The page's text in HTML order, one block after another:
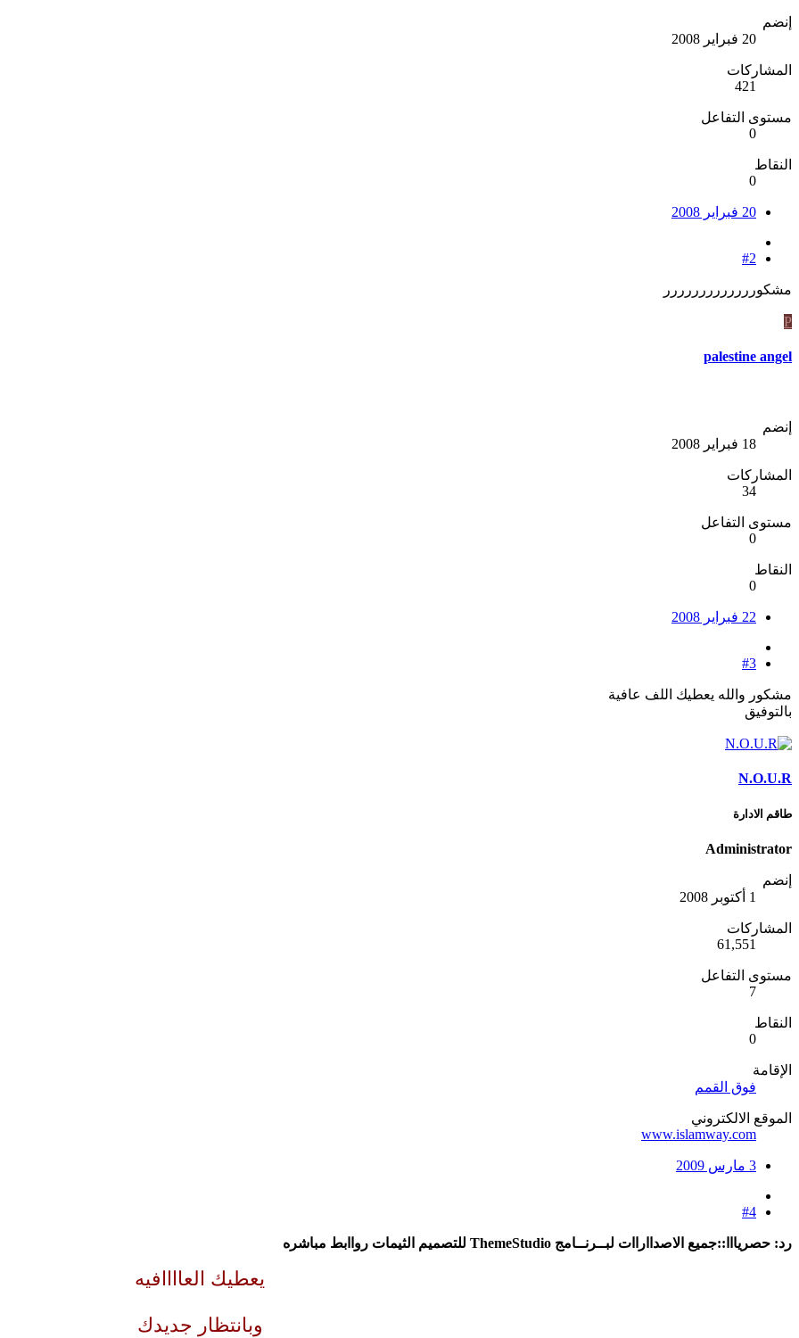
إنضم
20 فبراير 2008
المشاركات
421
مستوى التفاعل
0
النقاط
0
20 فبراير 2008
#2
مشكوررررررررررررر
P
palestine angel
إنضم
18 فبراير 2008
المشاركات
34
مستوى التفاعل
0
النقاط
0
22 فبراير 2008
#3
مشكور والله يعطيك اللف عافية
بالتوفيق
N.O.U.R
طاقم الادارة
Administrator
إنضم
1 أكتوبر 2008
المشاركات
61,551
مستوى التفاعل
7
النقاط
0
الإقامة
فوق القمم
الموقع الالكتروني
www.islamway.com
3 مارس 2009
#4
رد: حصريااا::جميع الاصدااراات لبــرنــامج ThemeStudio للتصميم الثيمات رواابط مباشره
يعطيك العاااافيه
وبانتظار جديدك